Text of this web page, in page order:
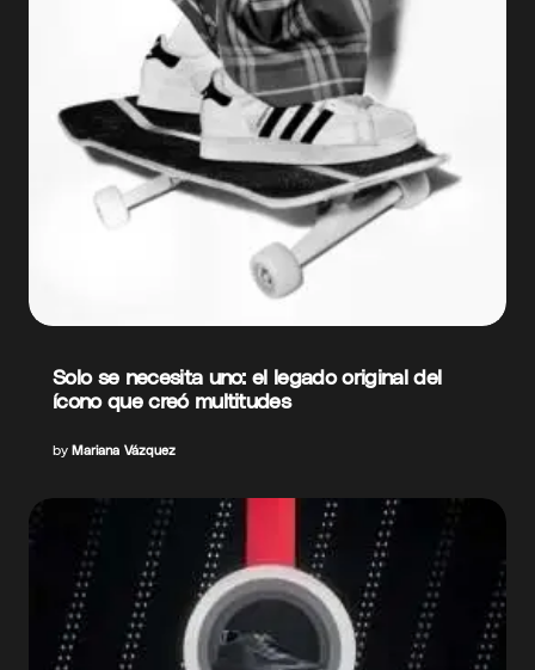
Solo se necesita uno: el legado original del
ícono que creó multitudes
by Mariana Vázquez